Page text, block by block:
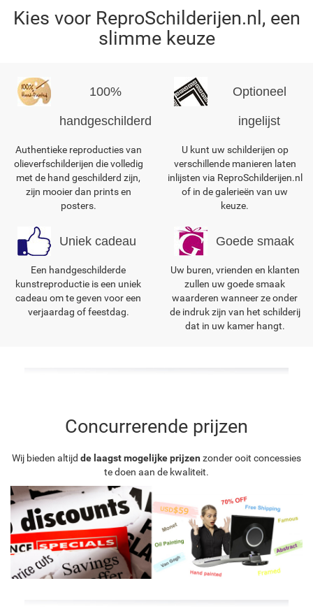
Kies voor ReproSchilderijen.nl, een
slimme keuze
100%
handgeschilderd
Authentieke reproducties van
olieverfschilderijen die volledig
met de hand geschilderd zijn,
zijn mooier dan prints en
posters.
Optioneel
ingelijst
U kunt uw schilderijen op
verschillende manieren laten
inlijsten via ReproSchilderijen.nl
of in de galerieën van uw
keuze.
Uniek cadeau
Een handgeschilderde
kunstreproductie is een uniek
cadeau om te geven voor een
verjaardag of feestdag.
Goede smaak
Uw buren, vrienden en klanten
zullen uw goede smaak
waarderen wanneer ze onder
de indruk zijn van het schilderij
dat in uw kamer hangt.
Concurrerende prijzen
Wij bieden altijd de laagst mogelijke prijzen zonder ooit concessies
te doen aan de kwaliteit.